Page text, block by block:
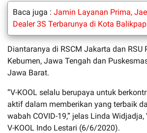
Baca juga : Jamin Layanan Prima,
Dealer 3S Terbarunya di Kota
Diantaranya di RSCM Jakarta dan RSU
Kebumen, Jawa Tengah dan
Jawa Barat.
“V-KOOL selalu berupaya untuk
aktif dalam memberikan yang terbaik
wabah COVID-19,” jelas Linda
V-KOOL Indo Lestari (6/6/2020).